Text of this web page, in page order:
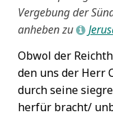
Vergebung der
anheben zu L
Obwol der
den uns der Herr
durch seine
herfür bracht/